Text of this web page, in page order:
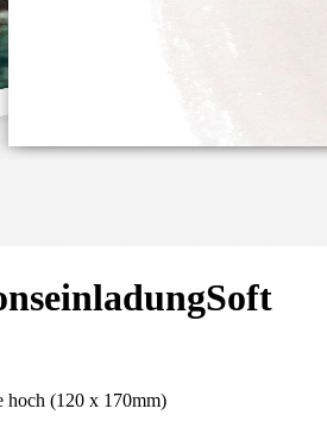
Soft
hoch (120 x 170mm)